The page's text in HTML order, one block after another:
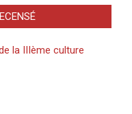
la IIIème culture